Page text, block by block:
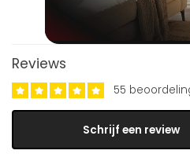
Reviews
55
Schrijf een review